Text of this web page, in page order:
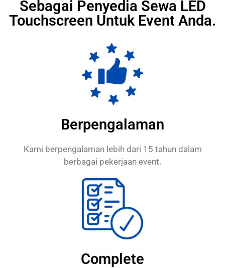
Sebagai Penyedia Sewa LED
Touchscreen Untuk Event Anda.
Berpengalaman
Kami berpengalaman lebih dari 15 tahun dalam
berbagai pekerjaan event.
Complete